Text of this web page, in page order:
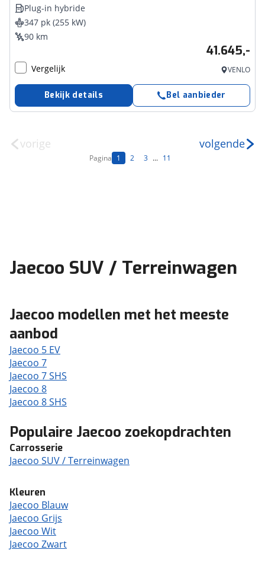
Plug-in hybride
347 pk (255 kW)
90 km
41.645,-
Vergelijk VENLO
Bekijk details Bel aanbieder
vorige
Pagina 1 2 3 ... 11
volgende
Jaecoo SUV / Terreinwagen
Jaecoo modellen met het meeste
aanbod
Jaecoo 5 EV
Jaecoo 7
Jaecoo 7 SHS
Jaecoo 8
Jaecoo 8 SHS
Populaire Jaecoo zoekopdrachten
Carrosserie
Jaecoo SUV / Terreinwagen
Kleuren
Jaecoo Blauw
Jaecoo Grijs
Jaecoo Wit
Jaecoo Zwart